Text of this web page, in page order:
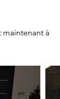
maintenant à